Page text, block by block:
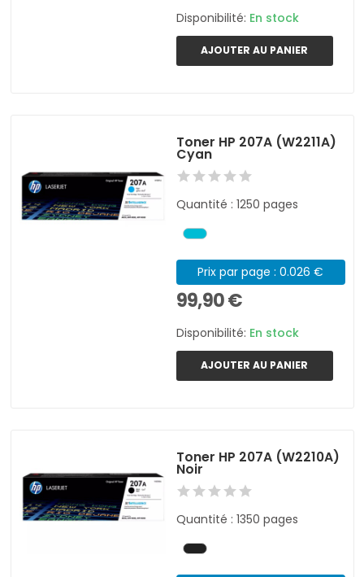
Disponibilité: En stock
AJOUTER AU PANIER
Toner HP 207A (W2211A)
Cyan
Quantité : 1250 pages
Prix par page : 0.026 €
99,90 €
Disponibilité: En stock
AJOUTER AU PANIER
Toner HP 207A (W2210A)
Noir
Quantité : 1350 pages